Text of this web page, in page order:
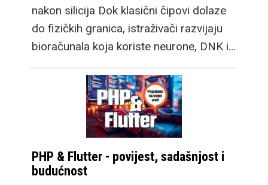
nakon silicija Dok klasični čipovi dolaze
do fizičkih granica, istraživači razvijaju
bioračunala koja koriste neurone, DNK i…
PHP & Flutter - povijest, sadašnjost i
budućnost